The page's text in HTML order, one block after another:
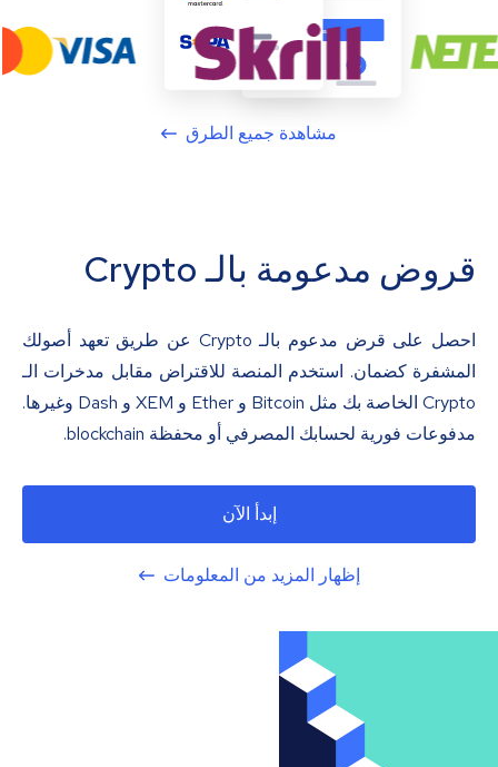
مشاهدة جميع الطرق
قروض مدعومة بالـ Crypto
احصل على قرض مدعوم بالـ Crypto عن طريق تعهد أصولك
المشفرة كضمان. استخدم المنصة للاقتراض مقابل مدخرات الـ
Crypto الخاصة بك مثل Bitcoin و Ether و XEM و Dash وغيرها.
مدفوعات فورية لحسابك المصرفي أو محفظة blockchain.
إبدأ الآن
إظهار المزيد من المعلومات